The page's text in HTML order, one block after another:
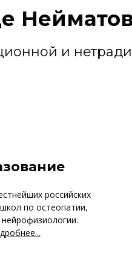
и
российских
по остеопатии,